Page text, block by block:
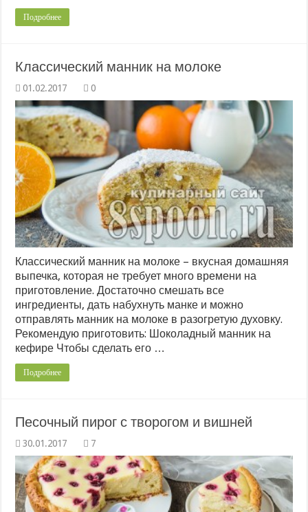
Подробнее
Классический манник на молоке
0
Классический манник на молоке – вкусная домашняя
выпечка, которая не требует много времени на
приготовление. Достаточно смешать все
ингредиенты, дать набухнуть манке и можно
отправлять манник на молоке в разогретую духовку.
Рекомендую приготовить: Шоколадный манник на
кефире Чтобы сделать его …
Подробнее
Песочный пирог с творогом и вишней
7